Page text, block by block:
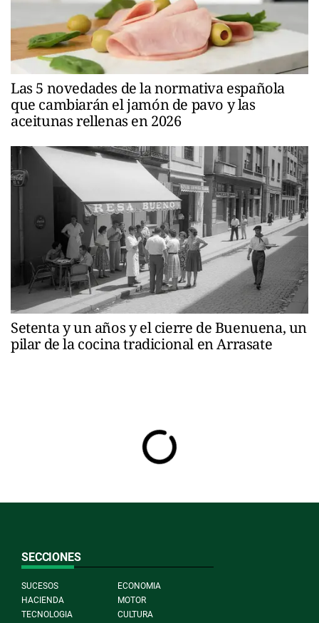
Las 5 novedades de la normativa española
que cambiarán el jamón de pavo y las
aceitunas rellenas en 2026
Setenta y un años y el cierre de Buenuena, un
pilar de la cocina tradicional en Arrasate
SECCIONES
SUCESOS
ECONOMIA
HACIENDA
MOTOR
TECNOLOGIA
CULTURA